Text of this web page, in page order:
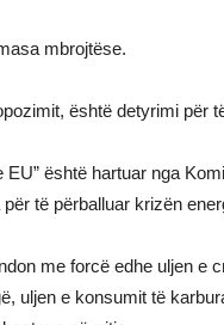
mbrojtëse.
është detyrimi për
EU” është hartuar nga
të përballuar krizën
me forcë edhe uljen e
uljen e konsumit të